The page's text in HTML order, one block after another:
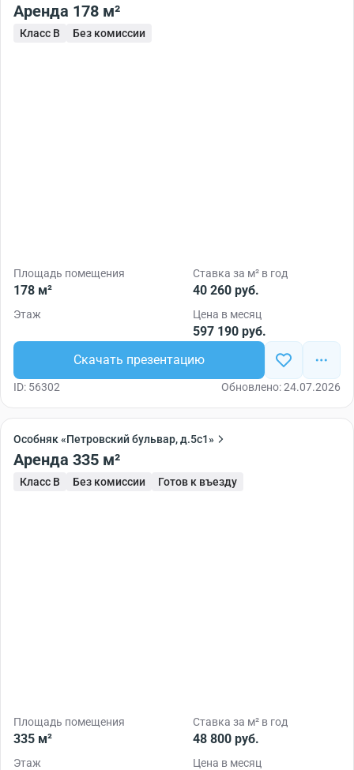
Аренда 178 м²
Класс B Без комиссии
Площадь помещения
178 м²
Ставка за м² в год
40 260 руб.
Этаж Цена в месяц
597 190 руб.
Скачать презентацию
ID: 56302 Обновлено: 24.07.2026
Особняк «Петровский бульвар, д.5с1»
Аренда 335 м²
Класс B Без комиссии Готов к въезду
Площадь помещения
335 м²
Ставка за м² в год
48 800 руб.
Этаж Цена в месяц